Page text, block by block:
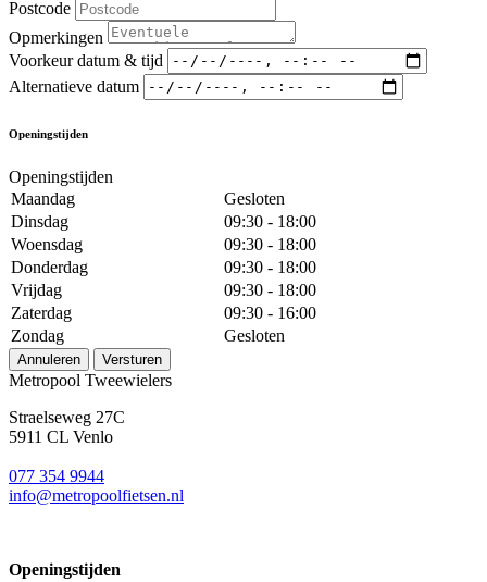
Postcode
Opmerkingen
Voorkeur datum & tijd
Alternatieve datum
Openingstijden
Openingstijden
Maandag
Gesloten
Dinsdag
09:30 - 18:00
Woensdag
09:30 - 18:00
Donderdag
09:30 - 18:00
Vrijdag
09:30 - 18:00
Zaterdag
09:30 - 16:00
Zondag
Gesloten
Annuleren Versturen
Metropool Tweewielers
Straelseweg 27C
5911 CL Venlo
077 354 9944
info@metropoolfietsen.nl
Openingstijden